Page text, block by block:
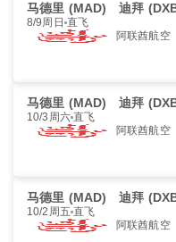
马德里 (MAD) 迪拜
8/9周日 直飞
阿联酋航空
马德里 (MAD) 迪拜
10/3周六 直飞
阿联酋航空
马德里 (MAD) 迪拜
10/2周五 直飞
阿联酋航空